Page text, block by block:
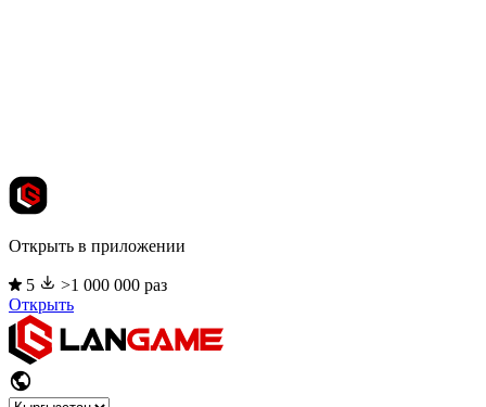
Открыть в приложении
5
>1 000 000 раз
Открыть